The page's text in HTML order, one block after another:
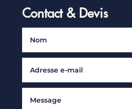
Contact & Devis